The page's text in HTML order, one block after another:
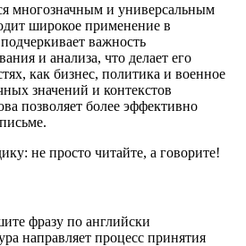
многозначным и универсальным
широкое применение в
важность
и анализа, что делает его
как бизнес, политика и военное
значений и контекстов
позволяет более эффективно
не просто читайте, а говорите!
фразу по английски
направляет процесс принятия